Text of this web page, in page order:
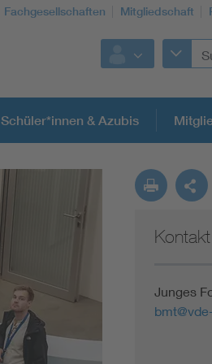
Fachgesellschaften Mitgliedschaft
Building
Schüler*innen & Azubis
Kontakt
Junges